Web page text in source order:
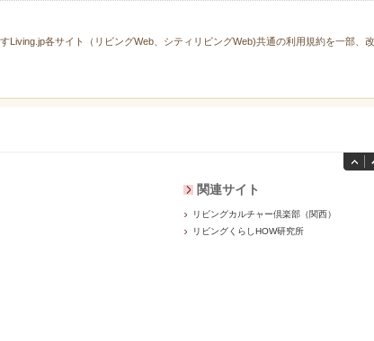
各サイト（リビングWeb、シティリビングWeb)共通の利用規約を一部、改
関連サイト
リビングカルチャー倶楽部（関西）
リビングくらしHOW研究所